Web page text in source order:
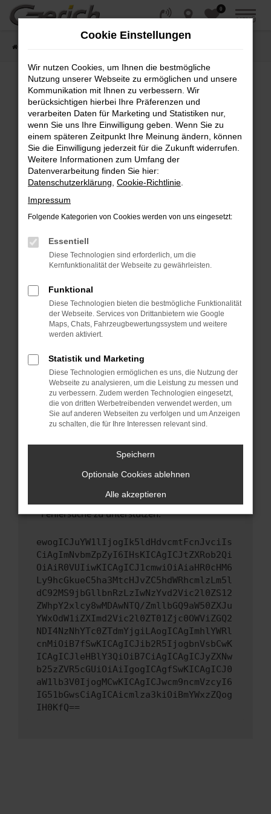
Zum
0
MENÜ
Fehler: Network Error
Beim Laden ist ein Fehler aufgetreten.
Hier sind ein paar Tipps, die dir helfen können:
Überprüfe deine Firewall und deine
Internetverbindung.
Laden andere Webseiten, zum Beispiel deine
Suchmaschine?
Prüfe deine Browsererweiterungen.
können das Laden bestimmter Seiten
verhindern. Funktioniert die Seite in einem
Fenster?
Starte dein Gerät neu.
Das kann manchmal helfen, vorübergehende
Probleme zu beheben.
Betriebssystem auf dem neuesten Stand
sind.
Veraltete Software birgt nicht nur ein
Sicherheitsrisiko, sondern kann auch dazu
führen, dass bestimmte Funktionen nicht mehr
unterstützt werden.
Wende dich an den Webseitenbetreiber.
Wenn du alle oben genannten Schritte versucht
hast, kontaktiere uns bitte. Wir werden
uns diesen Text schicken, um uns bei der
Fehlersuche zu unterstützen:
ewogICJuYW1lIjogIk5ldHdvcmtFcnJvciIs
CiAgImNvbmZpZyI6IHsKICAgICJtZXRob2Qi
OiAiR0VUIiwKICAgICJ1cmwiOiAiaHR0cHM6
Ly9hcGkueC5ha3MtcHJvZC5hdWRhcmlzLm5l
dC92MS9jbGllbnRzLzIwNzYvd2Vic2l0ZS12
ZWhpY2xlcy8wMDAwNTQ/ZmllbGQ9aW50ZXJu
YWxOdW1iZXImd2Vic2l0ZT01Zjc0OWViZGQ2
NDI4NzNhYTc0ZTdmYjgiLAogICAgImhlYWRl
cnMiOiB7fSwKICAgICJib2R5IjogbnVsbCwK
ICAgICJleHBlY3QiOiB7CiAgICAgICJyZXNw
b25zZVR5cGUiOiAiIgogICAgfSwKICAgICJ0
aW1lb3V0IjogMCwKICAgICJwcm9ncmVzcyI6
IG51bGwsCiAgICAicmlza3kiOiBmYWxzZQog
IH0KfQ==
Cookie Einstellungen
Wir nutzen Cookies, um Ihnen die bestmögliche
Nutzung unserer Webseite zu ermöglichen und unsere
Kommunikation mit Ihnen zu verbessern. Wir
berücksichtigen hierbei Ihre Präferenzen und
verarbeiten Daten für Marketing und Statistiken nur,
wenn Sie uns Ihre Einwilligung geben. Wenn Sie zu
einem späteren Zeitpunkt Ihre Meinung ändern, können
Sie die Einwilligung jederzeit für die Zukunft widerrufen.
Weitere Informationen zum Umfang der
Datenverarbeitung finden Sie hier:
Datenschutzerklärung Cookie-Richtlinie
Impressum
Folgende Kategorien von Cookies werden von uns eingesetzt:
Essentiell
Diese Technologien sind erforderlich, um die
Kernfunktionalität der Webseite zu gewährleisten.
Funktional
Diese Technologien bieten die bestmögliche Funktionalität
der Webseite. Services von Drittanbietern wie Google
Maps, Chats, Fahrzeugbewertungssystem und weitere
werden aktiviert.
Statistik und Marketing
Diese Technologien ermöglichen es uns, die Nutzung der
Webseite zu analysieren, um die Leistung zu messen und
zu verbessern. Zudem werden Technologien eingesetzt,
die von dritten Werbetreibenden verwendet werden, um
Sie auf anderen Webseiten zu verfolgen und um Anzeigen
zu schalten, die für Ihre Interessen relevant sind.
Speichern
Optionale Cookies ablehnen
Alle akzeptieren